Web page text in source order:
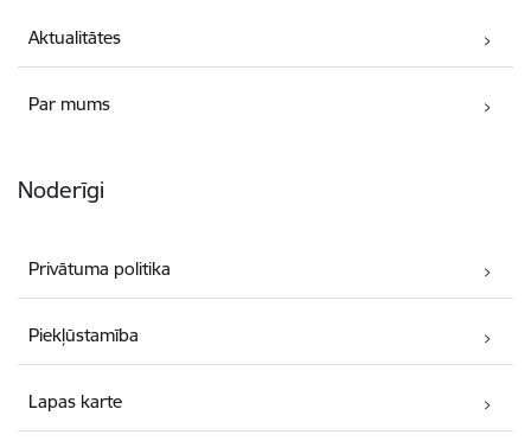
Aktualitātes
Par mums
Noderīgi
Privātuma politika
Piekļūstamība
Lapas karte